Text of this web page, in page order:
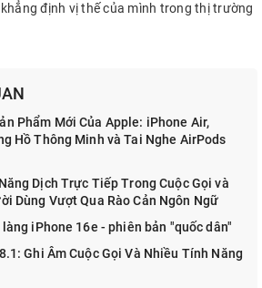
định vị thế của mình trong thị trường
Phẩm Mới Của Apple: iPhone Air,
Hồ Thông Minh và Tai Nghe AirPods
Dịch Trực Tiếp Trong Cuộc Gọi và
Dùng Vượt Qua Rào Cản Ngôn Ngữ
iPhone 16e - phiên bản "quốc dân"
Ghi Âm Cuộc Gọi Và Nhiều Tính Năng